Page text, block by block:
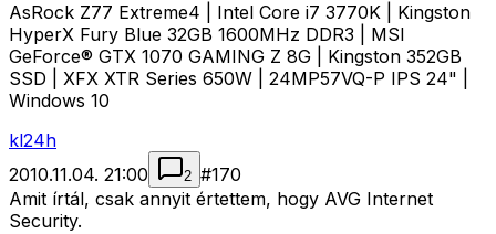
AsRock Z77 Extreme4 | Intel Core i7 3770K | Kingston
HyperX Fury Blue 32GB 1600MHz DDR3 | MSI
GeForce® GTX 1070 GAMING Z 8G | Kingston 352GB
SSD | XFX XTR Series 650W | 24MP57VQ-P IPS 24" |
Windows 10
kl24h
2010.11.04. 21:00
2 #170
Amit írtál, csak annyit értettem, hogy AVG Internet
Security.